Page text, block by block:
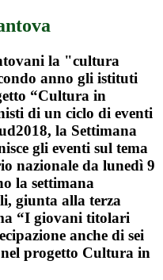
la "cultura
anno gli istituti
“Cultura in
di un ciclo di eventi
la Settimana
gli eventi sul tema
nazionale da lunedì 9
la settimana
giunta alla terza
“I giovani titolari
anche di sei
progetto Cultura in